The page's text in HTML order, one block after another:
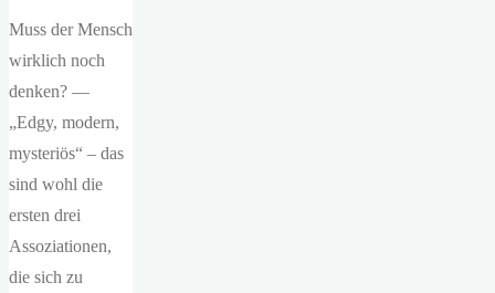
Muss der Mensch
wirklich noch
denken? —
„Edgy, modern,
mysteriös“ – das
sind wohl die
ersten drei
Assoziationen,
die sich zu